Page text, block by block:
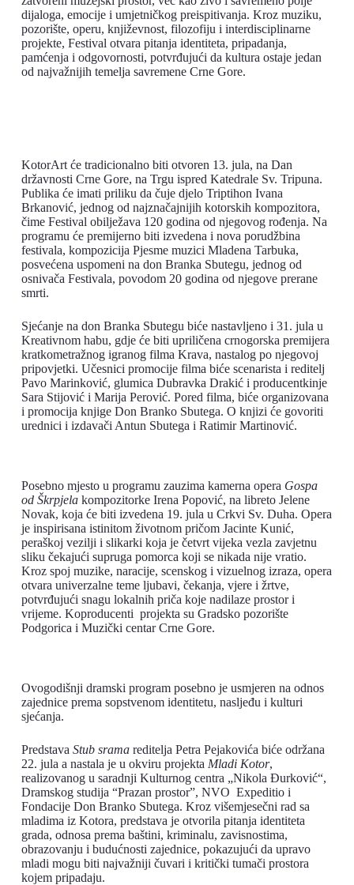
dijaloga, emocije i umjetničkog preispitivanja. Kroz muziku,
pozorište, operu, književnost, filozofiju i interdisciplinarne
projekte, Festival otvara pitanja identiteta, pripadanja,
pamćenja i odgovornosti, potvrđujući da kultura ostaje jedan
od najvažnijih temelja savremene Crne Gore.
KotorArt će tradicionalno biti otvoren 13. jula, na Dan
državnosti Crne Gore, na Trgu ispred Katedrale Sv. Tripuna.
Publika će imati priliku da čuje djelo Triptihon Ivana
Brkanović, jednog od najznačajnijih kotorskih kompozitora,
čime Festival obilježava 120 godina od njegovog rođenja. Na
programu će premijerno biti izvedena i nova porudžbina
festivala, kompozicija Pjesme muzici Mladena Tarbuka,
posvećena uspomeni na don Branka Sbutegu, jednog od
osnivača Festivala, povodom 20 godina od njegove prerane
smrti.
Sjećanje na don Branka Sbutegu biće nastavljeno i 31. jula u
Kreativnom habu, gdje će biti upriličena crnogorska premijera
kratkometražnog igranog filma Krava, nastalog po njegovoj
pripovjetki. Učesnici promocije filma biće scenarista i reditelj
Pavo Marinković, glumica Dubravka Drakić i producentkinje
Sara Stijović i Marija Perović. Pored filma, biće organizovana
i promocija knjige Don Branko Sbutega. O knjizi će govoriti
urednici i izdavači Antun Sbutega i Ratimir Martinović.
Posebno mjesto u programu zauzima kamerna opera Gospa
od Škrpjelakompozitorke Irena Popović, na libreto Jelene
Novak, koja će biti izvedena 19. jula u Crkvi Sv. Duha. Opera
je inspirisana istinitom životnom pričom Jacinte Kunić,
peraškoj vezilji i slikarki koja je četvrt vijeka vezla zavjetnu
sliku čekajući supruga pomorca koji se nikada nije vratio.
Kroz spoj muzike, naracije, scenskog i vizuelnog izraza, opera
otvara univerzalne teme ljubavi, čekanja, vjere i žrtve,
potvrđujući snagu lokalnih priča koje nadilaze prostor i
vrijeme. Koproducenti projekta su Gradsko pozorište
Podgorica i Muzički centar Crne Gore.
Ovogodišnji dramski program posebno je usmjeren na odnos
zajednice prema sopstvenom identitetu, nasljeđu i kulturi
sjećanja.
Predstava Stub sramareditelja Petra Pejakovića biće održana
22. jula a nastala je u okviru projekta Mladi Kotor,
realizovanog u saradnji Kulturnog centra „Nikola Đurković“,
Dramskog studija “Prazan prostor”, NVO Expeditio i
Fondacije Don Branko Sbutega. Kroz višemjesečni rad sa
mladima iz Kotora, predstava je otvorila pitanja identiteta
grada, odnosa prema baštini, kriminalu, zavisnostima,
obrazovanju i budućnosti zajednice, pokazujući da upravo
mladi mogu biti najvažniji čuvari i kritički tumači prostora
kojem pripadaju.